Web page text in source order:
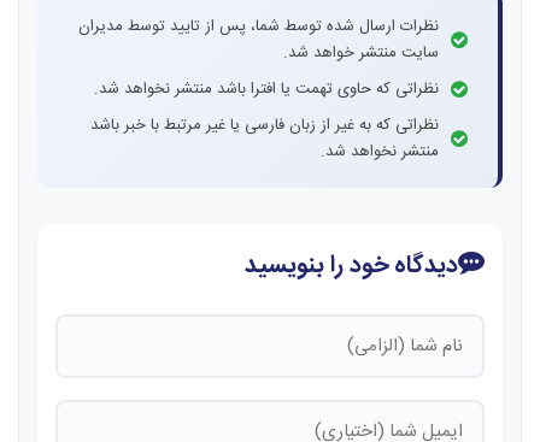
نظرات ارسال شده توسط شما، پس از تایید توسط مدیران
سایت منتشر خواهد شد.
نظراتی که حاوی تهمت یا افترا باشد منتشر نخواهد شد.
نظراتی که به غیر از زبان فارسی یا غیر مرتبط با خبر باشد
منتشر نخواهد شد.
دیدگاه خود را بنویسید